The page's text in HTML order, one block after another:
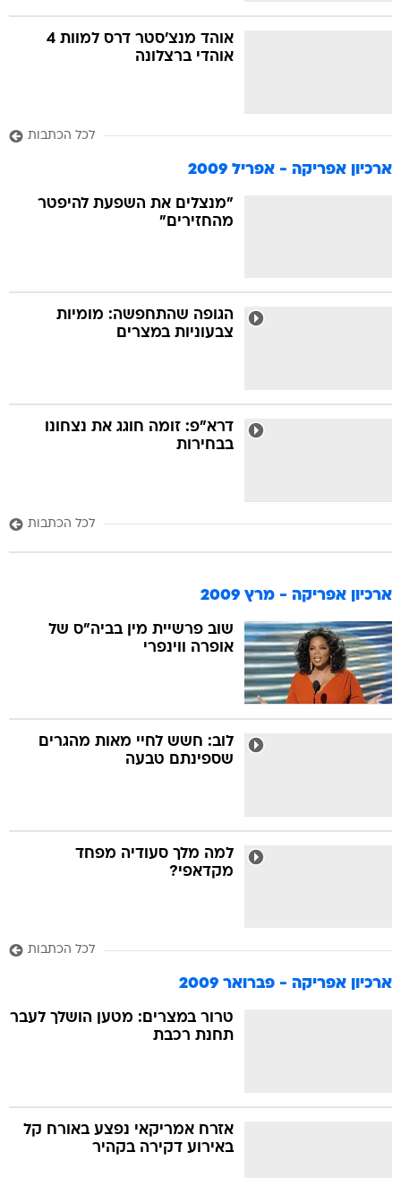
אוהד מנצ'סטר דרס למוות 4
אוהדי ברצלונה
לכל הכתבות
ארכיון אפריקה - אפריל 2009
"מנצלים את השפעת להיפטר
מהחזירים"
הגופה שהתחפשה: מומיות
צבעוניות במצרים
דרא"פ: זומה חוגג את נצחונו
בבחירות
לכל הכתבות
ארכיון אפריקה - מרץ 2009
שוב פרשיית מין בביה"ס של
אופרה ווינפרי
לוב: חשש לחיי מאות מהגרים
שספינתם טבעה
למה מלך סעודיה מפחד
מקדאפי?
לכל הכתבות
ארכיון אפריקה - פברואר 2009
טרור במצרים: מטען הושלך לעבר
תחנת רכבת
אזרח אמריקאי נפצע באורח קל
באירוע דקירה בקהיר